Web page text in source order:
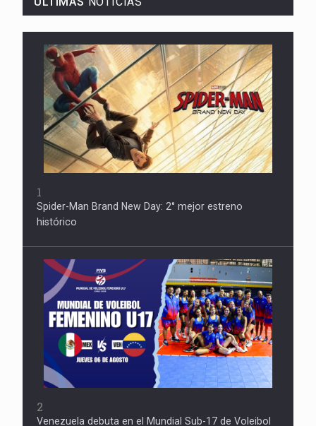
1
Spider-Man Brand New Day: 2° mejor estreno
histórico
2
Venezuela debuta en el Mundial Sub-17 de Voleibol